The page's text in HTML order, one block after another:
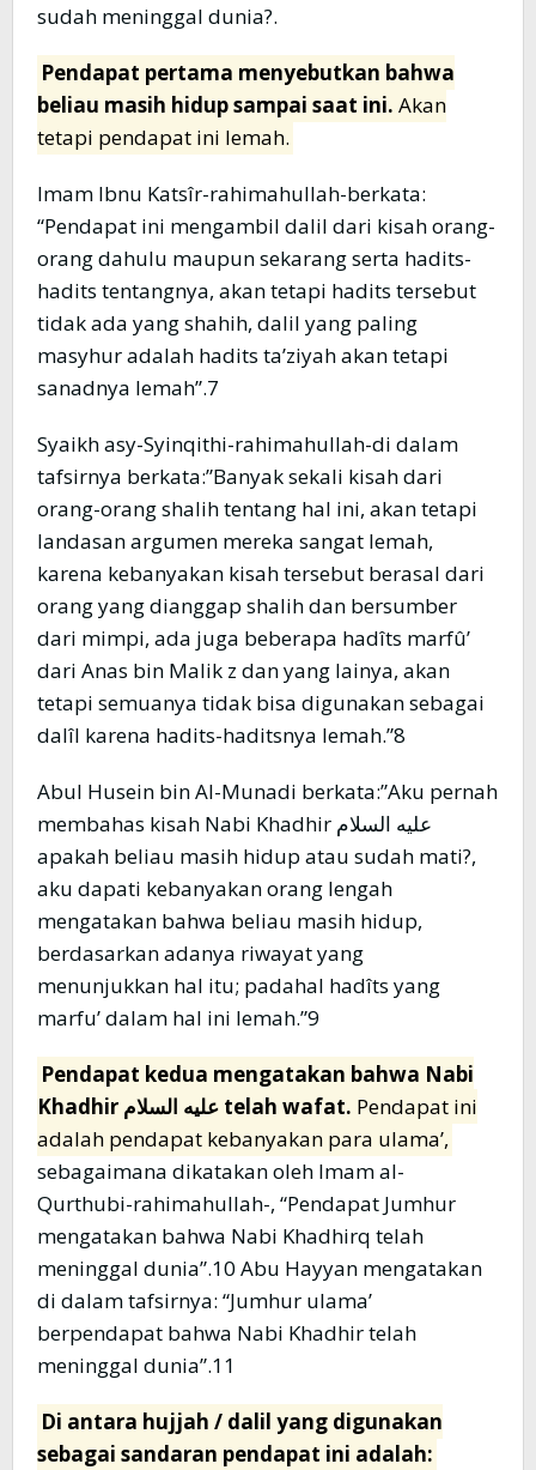
sudah meninggal dunia?.
Pendapat pertama menyebutkan bahwa
beliau masih hidup sampai saat ini. Akan
tetapi pendapat ini lemah.
Imam Ibnu Katsîr-rahimahullah-berkata:
“Pendapat ini mengambil dalil dari kisah orang-
orang dahulu maupun sekarang serta hadits-
hadits tentangnya, akan tetapi hadits tersebut
tidak ada yang shahih, dalil yang paling
masyhur adalah hadits ta’ziyah akan tetapi
sanadnya lemah”.7
Syaikh asy-Syinqithi-rahimahullah-di dalam
tafsirnya berkata:”Banyak sekali kisah dari
orang-orang shalih tentang hal ini, akan tetapi
landasan argumen mereka sangat lemah,
karena kebanyakan kisah tersebut berasal dari
orang yang dianggap shalih dan bersumber
dari mimpi, ada juga beberapa hadîts marfû’
dari Anas bin Malik z dan yang lainya, akan
tetapi semuanya tidak bisa digunakan sebagai
dalîl karena hadits-haditsnya lemah.”8
Abul Husein bin Al-Munadi berkata:”Aku pernah
membahas kisah Nabi Khadhir عليه السلام
apakah beliau masih hidup atau sudah mati?,
aku dapati kebanyakan orang lengah
mengatakan bahwa beliau masih hidup,
berdasarkan adanya riwayat yang
menunjukkan hal itu; padahal hadîts yang
marfu’ dalam hal ini lemah.”9
Pendapat kedua mengatakan bahwa Nabi
Khadhir عليه السلام telah wafat. Pendapat ini
adalah pendapat kebanyakan para ulama’,
sebagaimana dikatakan oleh Imam al-
Qurthubi-rahimahullah-, “Pendapat Jumhur
mengatakan bahwa Nabi Khadhirq telah
meninggal dunia”.10 Abu Hayyan mengatakan
di dalam tafsirnya: “Jumhur ulama’
berpendapat bahwa Nabi Khadhir telah
meninggal dunia”.11
Di antara hujjah / dalil yang digunakan
sebagai sandaran pendapat ini adalah: